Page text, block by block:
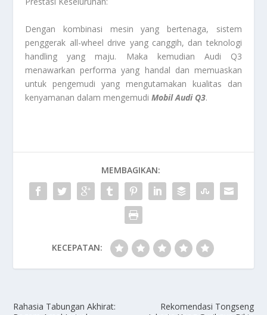
Dengan kombinasi mesin yang bertenaga, sistem
penggerak all-wheel drive yang canggih, dan teknologi
handling yang maju. Maka kemudian Audi Q3
menawarkan performa yang handal dan memuaskan
untuk pengemudi yang mengutamakan kualitas dan
kenyamanan dalam mengemudi Mobil Audi Q3.
MEMBAGIKAN:
KECEPATAN:
Rahasia Tabungan Akhirat:
Rekomendasi Tongseng